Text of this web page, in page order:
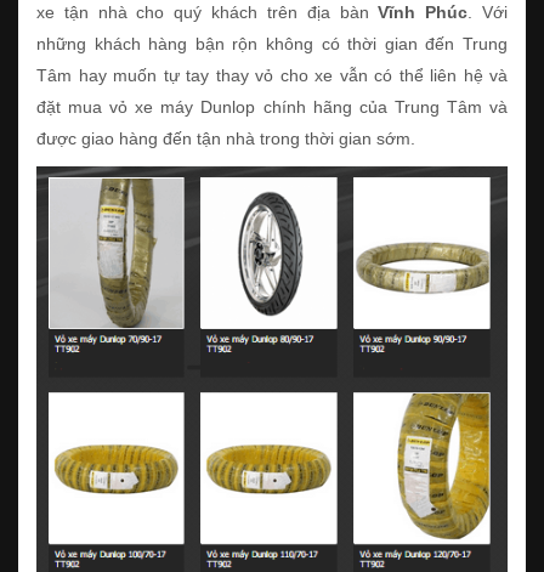
xe tận nhà cho quý khách trên địa bànVĩnh Phúc . Với
những khách hàng bận rộn không có thời gian đến Trung
Tâm hay muốn tự tay thay vỏ cho xe vẫn có thể liên hệ và
đặt mua vỏ xe máy Dunlop chính hãng của Trung Tâm và
được giao hàng đến tận nhà trong thời gian sớm.